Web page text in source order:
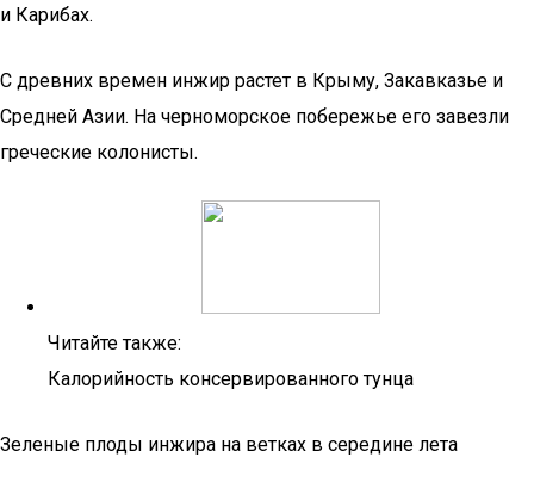
и Карибах.
С древних времен инжир растет в Крыму, Закавказье и
Средней Азии. На черноморское побережье его завезли
греческие колонисты.
Читайте также:
Калорийность консервированного тунца
Зеленые плоды инжира на ветках в середине лета